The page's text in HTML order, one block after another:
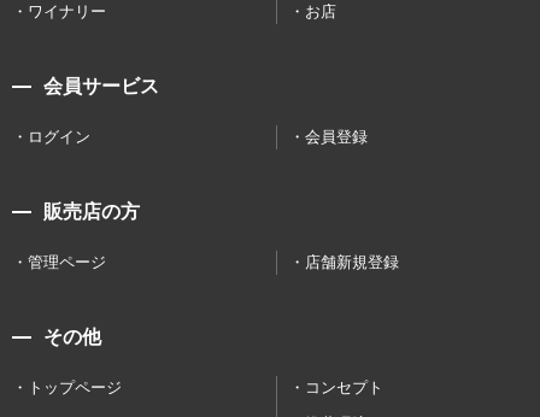
ワイナリー お店
会員サービス
ログイン 会員登録
販売店の方
管理ページ 店舗新規登録
その他
トップページ
コンセプト